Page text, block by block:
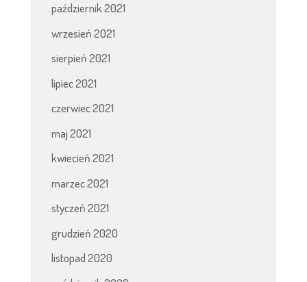
październik 2021
wrzesień 2021
sierpień 2021
lipiec 2021
czerwiec 2021
maj 2021
kwiecień 2021
marzec 2021
styczeń 2021
grudzień 2020
listopad 2020